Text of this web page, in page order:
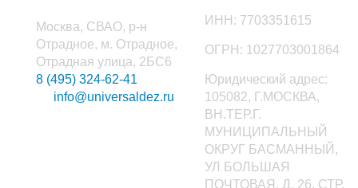
Москва, СВАО, р-н
Отрадное, м. Отрадное,
Отрадная улица, 2БС6
8 (495) 324-62-41
info@universaldez.ru
ИНН: 7703351615
ОГРН: 1027703001864
Юридический адрес:
105082, Г.МОСКВА,
ВН.ТЕР.Г.
МУНИЦИПАЛЬНЫЙ
ОКРУГ БАСМАННЫЙ,
УЛ БОЛЬШАЯ
ПОЧТОВАЯ, Д. 26, СТР.